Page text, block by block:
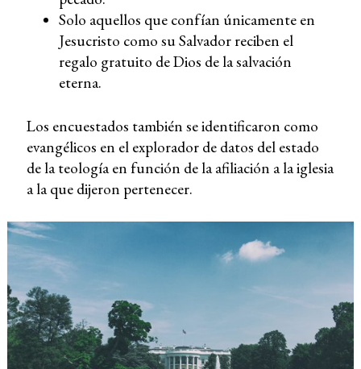
Solo aquellos que confían únicamente en
Jesucristo como su Salvador reciben el
regalo gratuito de Dios de la salvación
eterna.
Los encuestados también se identificaron como
evangélicos en el explorador de datos del estado
de la teología en función de la afiliación a la iglesia
a la que dijeron pertenecer.